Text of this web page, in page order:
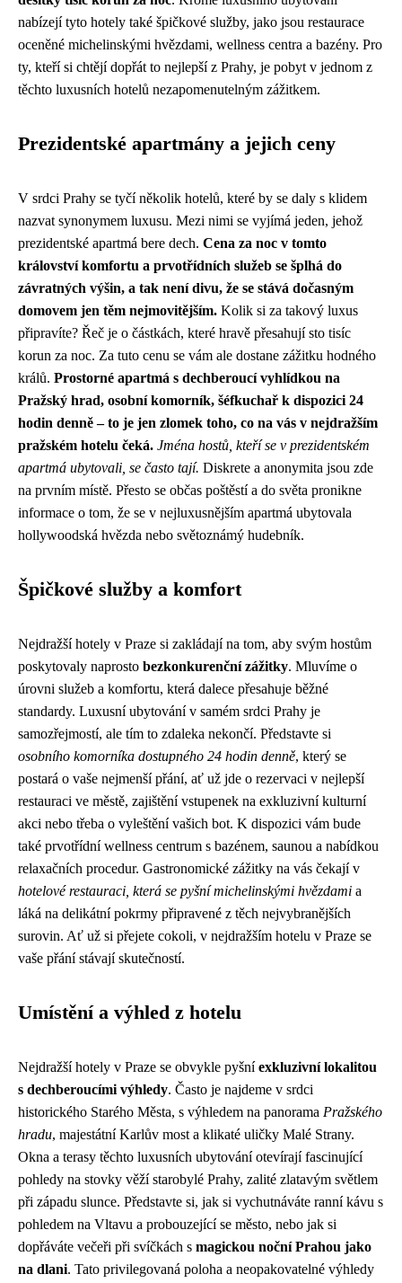
nabízejí tyto hotely také špičkové služby, jako jsou restaurace
oceněné michelinskými hvězdami, wellness centra a bazény. Pro
ty, kteří si chtějí dopřát to nejlepší z Prahy, je pobyt v jednom z
těchto luxusních hotelů nezapomenutelným zážitkem.
Prezidentské apartmány a jejich ceny
V srdci Prahy se tyčí několik hotelů, které by se daly s klidem
nazvat synonymem luxusu. Mezi nimi se vyjímá jeden, jehož
prezidentské apartmá bere dech. Cena za noc v tomto
království komfortu a prvotřídních služeb se šplhá do
závratných výšin, a tak není divu, že se stává dočasným
domovem jen těm nejmovitějším. Kolik si za takový luxus
připravíte? Řeč je o částkách, které hravě přesahují sto tisíc
korun za noc. Za tuto cenu se vám ale dostane zážitku hodného
králů. Prostorné apartmá s dechberoucí vyhlídkou na
Pražský hrad, osobní komorník, šéfkuchař k dispozici 24
hodin denně – to je jen zlomek toho, co na vás v nejdražším
pražském hotelu čeká. Jména hostů, kteří se v prezidentském
apartmá ubytovali, se často tají. Diskrete a anonymita jsou zde
na prvním místě. Přesto se občas poštěstí a do světa pronikne
informace o tom, že se v nejluxusnějším apartmá ubytovala
hollywoodská hvězda nebo světoznámý hudebník.
Špičkové služby a komfort
Nejdražší hotely v Praze si zakládají na tom, aby svým hostům
poskytovaly naprosto bezkonkurenční zážitky. Mluvíme o
úrovni služeb a komfortu, která dalece přesahuje běžné
standardy. Luxusní ubytování v samém srdci Prahy je
samozřejmostí, ale tím to zdaleka nekončí. Představte si
osobního komorníka dostupného 24 hodin denně, který se
postará o vaše nejmenší přání, ať už jde o rezervaci v nejlepší
restauraci ve městě, zajištění vstupenek na exkluzivní kulturní
akci nebo třeba o vyleštění vašich bot. K dispozici vám bude
také prvotřídní wellness centrum s bazénem, saunou a nabídkou
relaxačních procedur. Gastronomické zážitky na vás čekají v
hotelové restauraci, která se pyšní michelinskými hvězdami a
láká na delikátní pokrmy připravené z těch nejvybranějších
surovin. Ať už si přejete cokoli, v nejdražším hotelu v Praze se
vaše přání stávají skutečností.
Umístění a výhled z hotelu
Nejdražší hotely v Praze se obvykle pyšníexkluzivní lokalitou
s dechberoucími výhledy. Často je najdeme v srdci
historického Starého Města, s výhledem na panorama Pražského
hradu, majestátní Karlův most a klikaté uličky Malé Strany.
Okna a terasy těchto luxusních ubytování otevírají fascinující
pohledy na stovky věží starobylé Prahy, zalité zlatavým světlem
při západu slunce. Představte si, jak si vychutnáváte ranní kávu s
pohledem na Vltavu a probouzející se město, nebo jak si
dopřáváte večeři při svíčkách s magickou noční Prahou jako
na dlani. Tato privilegovaná poloha a neopakovatelné výhledy